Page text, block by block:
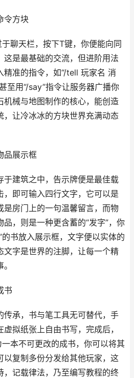
令方块
聊天栏，按下T键，你便能向同
这是最基础的交流，但进阶用法
精准的指令，如“/tell 玩家名 消
至用“/say”指令让服务器广播你
机械与地图制作的核心，能创造
，让冷冰冰的方块世界充满动态
品展示框
于建筑之中，告示牌便是最佳载
，即可输入四行文字，它可以是
是房门上的一句温馨留言，而物
，则是一种更含蓄的“发字”，你
书放入展示框，文字便以实体的
文字是世界的注脚，让每一个精
书
传承，书与笔工具无可替代，手
拟纸张上自由书写，完成后，
一本不可更改的成书，你可以将其
以复制多份分发给其他玩家，这
，记载律法，乃至编写教程的终